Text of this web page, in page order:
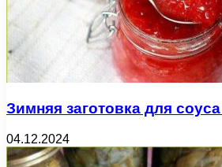
Зимняя заготовка для
04.12.2024